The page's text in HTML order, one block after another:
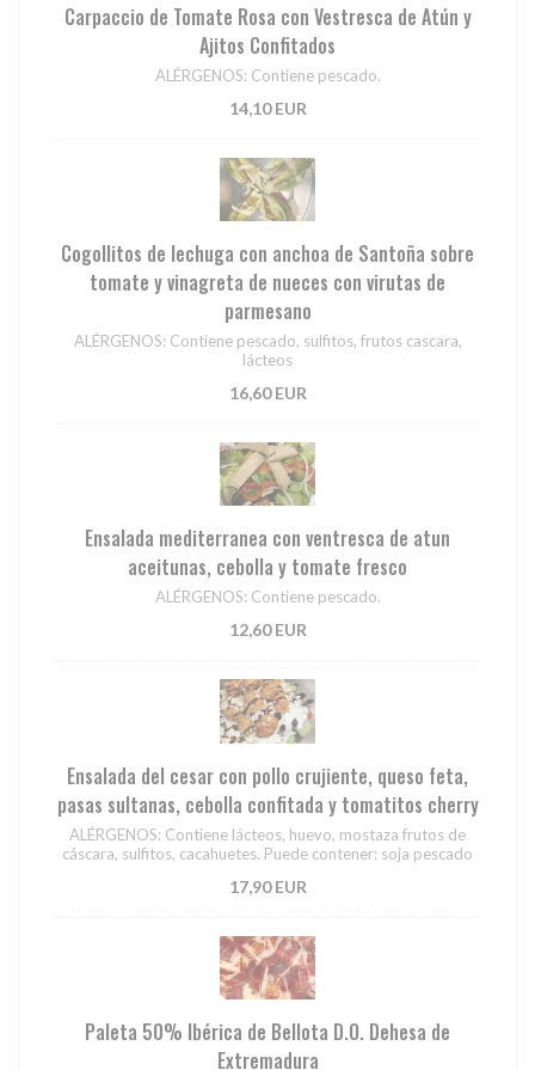
Carpaccio de Tomate Rosa con Vestresca de Atún y
Ajitos Confitados
ALÉRGENOS: Contiene pescado.
14,10 EUR
Cogollitos de lechuga con anchoa de Santoña sobre
tomate y vinagreta de nueces con virutas de
parmesano
ALÉRGENOS: Contiene pescado, sulfitos, frutos cascara,
lácteos
16,60 EUR
Ensalada mediterranea con ventresca de atun
aceitunas, cebolla y tomate fresco
ALÉRGENOS: Contiene pescado.
12,60 EUR
Ensalada del cesar con pollo crujiente, queso feta,
pasas sultanas, cebolla confitada y tomatitos cherry
ALÉRGENOS: Contiene lácteos, huevo, mostaza frutos de
cáscara, sulfitos, cacahuetes. Puede contener: soja pescado
17,90 EUR
Paleta 50% Ibérica de Bellota D.O. Dehesa de
Extremadura